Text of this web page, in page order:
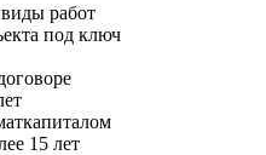
работ
под ключ
15 лет